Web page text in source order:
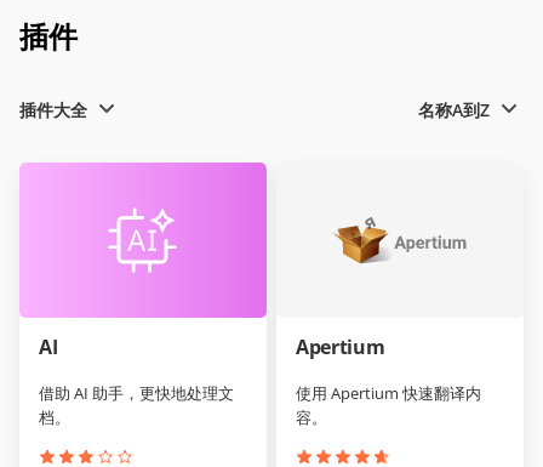
插件
插件大全 名称A到Z
AI
借助 AI 助手，更快地处理文
档。
Apertium
使用 Apertium 快速翻译内
容。